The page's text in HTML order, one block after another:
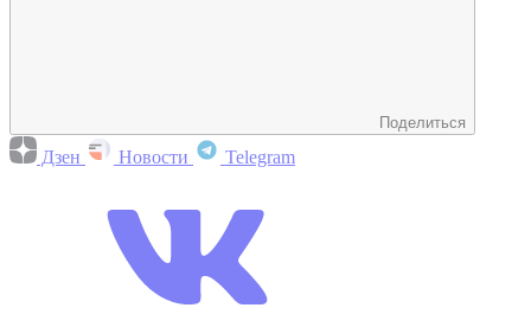
Поделиться
Дзен Новости Telegram